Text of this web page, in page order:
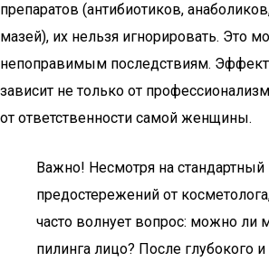
препаратов (антибиотиков,
мазей), их нельзя игнорировать. Это
непоправимым последствиям.
зависит не только от
от ответственности самой женщины.
Важно! Несмотря на стандартный
предостережений от
часто волнует вопрос: можно ли
пилинга лицо? После глубокого